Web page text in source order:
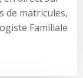
de matricules,
Familiale